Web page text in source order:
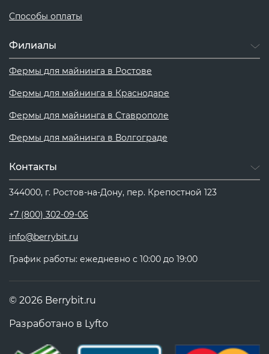
Способы оплаты
Филиалы
Фермы для майнинга в Ростове
Фермы для майнинга в Краснодаре
Фермы для майнинга в Ставрополе
Фермы для майнинга в Волгограде
Контакты
344000, г. Ростов-на-Дону, пер. Крепостной 123
+7 (800) 302-09-06
info@berrybit.ru
График работы: ежедневно с 10:00 до 19:00
© 2026 Berrybit.ru
Разработано в Lyfto